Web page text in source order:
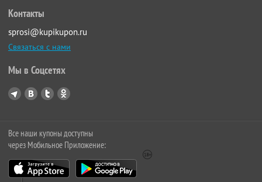
Контакты
sprosi@kupikupon.ru
Связаться с нами
Мы в Соцсетях
Все наши купоны доступны
через Мобильное Приложение: